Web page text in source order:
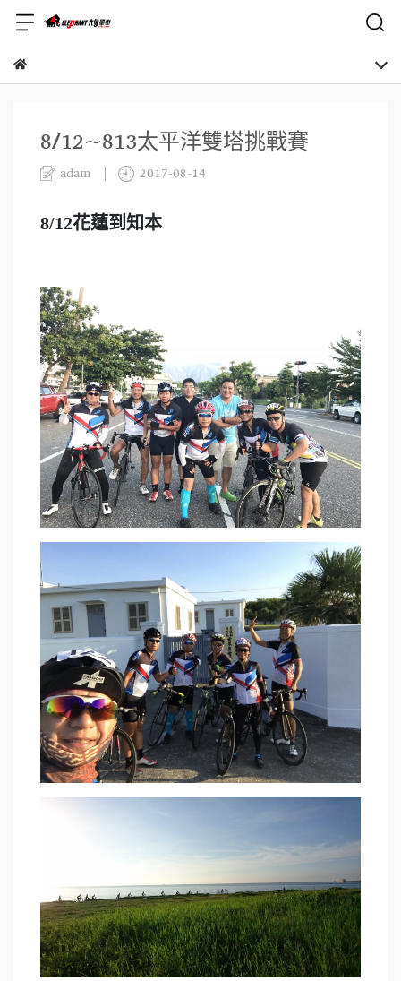
8/12~813太平洋雙塔挑戰賽
adam 2017-08-14
8/12花蓮到知本